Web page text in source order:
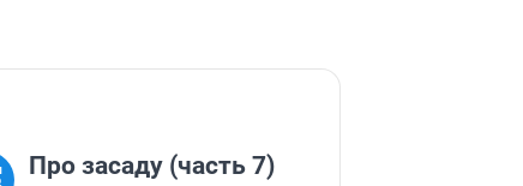
Про засаду (часть 7)